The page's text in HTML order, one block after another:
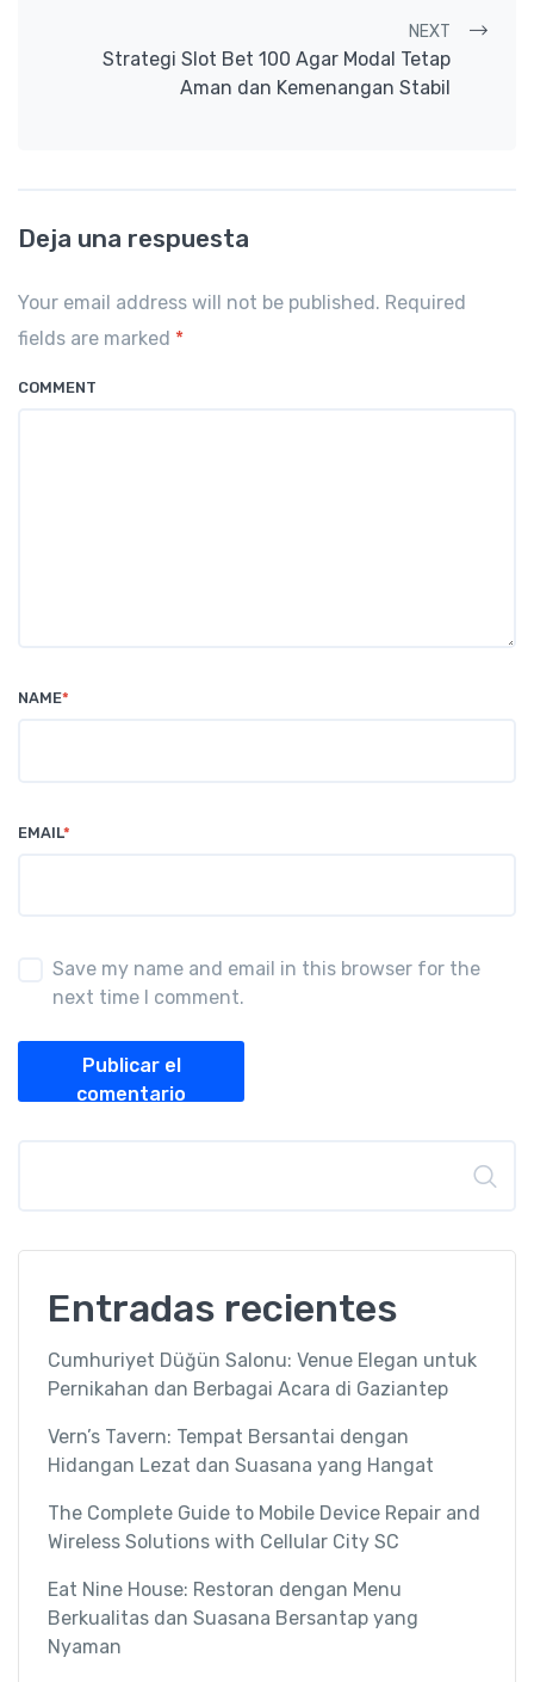
NEXT
Strategi Slot Bet 100 Agar Modal Tetap
Aman dan Kemenangan Stabil
Deja una respuesta
Your email address will not be published. Required
fields are marked *
COMMENT
NAME*
EMAIL*
Save my name and email in this browser for the
next time I comment.
Publicar el
comentario
Entradas recientes
Cumhuriyet Düğün Salonu: Venue Elegan untuk
Pernikahan dan Berbagai Acara di Gaziantep
Vern’s Tavern: Tempat Bersantai dengan
Hidangan Lezat dan Suasana yang Hangat
The Complete Guide to Mobile Device Repair and
Wireless Solutions with Cellular City SC
Eat Nine House: Restoran dengan Menu
Berkualitas dan Suasana Bersantap yang
Nyaman